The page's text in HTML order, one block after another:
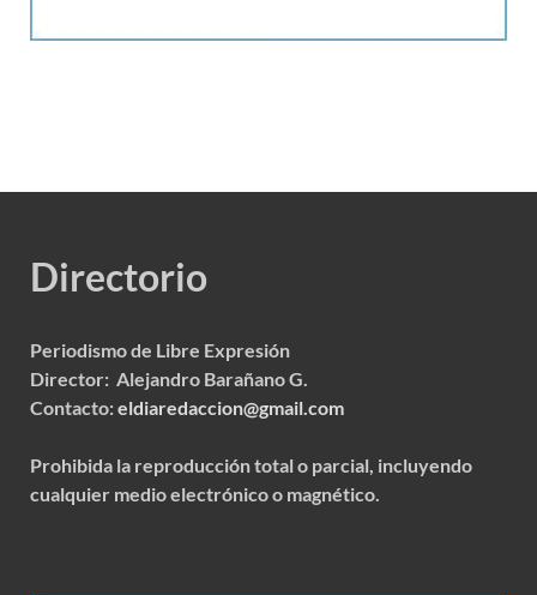
Directorio
Periodismo de Libre Expresión
Director: Alejandro Barañano G.
Contacto:eldiaredaccion@gmail.com
Prohibida la reproducción total o parcial, incluyendo
cualquier medio electrónico o magnético.